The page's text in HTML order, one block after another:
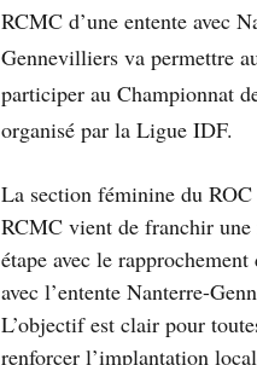
RCMC d’une entente avec
Gennevilliers va permettre
participer au Championnat
organisé par la Ligue IDF.
La section féminine du
RCMC vient de franchir une
étape avec le rapprochement
avec l’entente Nanterre-
L’objectif est clair pour
renforcer l’implantation